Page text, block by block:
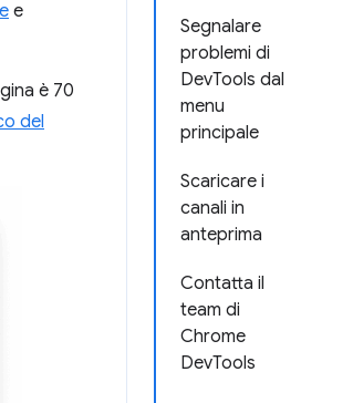
Segnalare
problemi di
DevTools dal
menu
principale
Scaricare i
canali in
anteprima
Contatta il
team di
Chrome
DevTools
e
è 70
del